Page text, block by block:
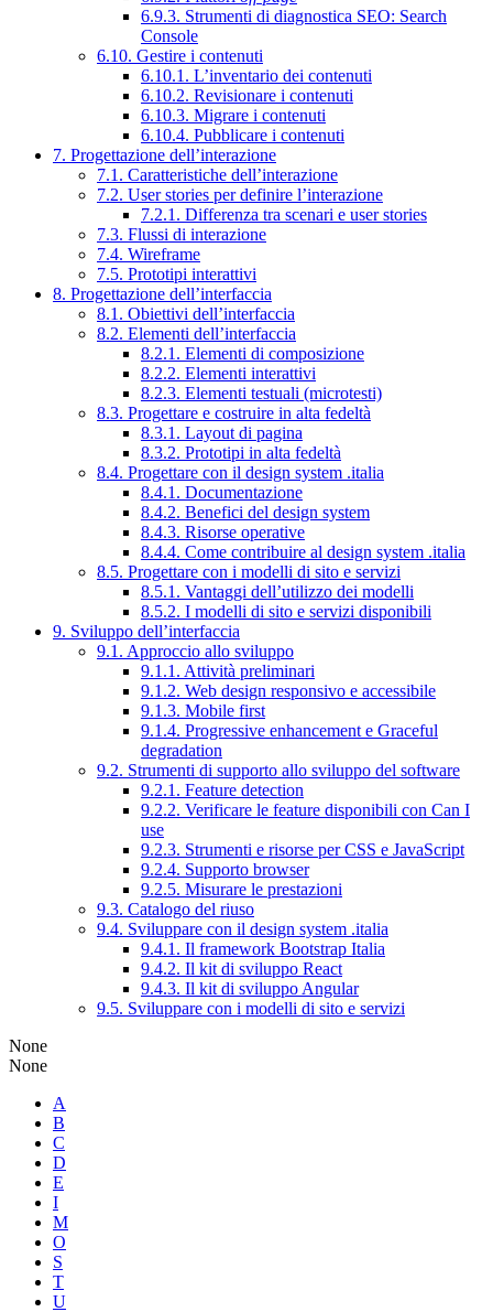
6.9.3. Strumenti di diagnostica SEO: Search
Console
6.10. Gestire i contenuti
6.10.1. L’inventario dei contenuti
6.10.2. Revisionare i contenuti
6.10.3. Migrare i contenuti
6.10.4. Pubblicare i contenuti
7. Progettazione dell’interazione
7.1. Caratteristiche dell’interazione
7.2. User stories per definire l’interazione
7.2.1. Differenza tra scenari e user stories
7.3. Flussi di interazione
7.4. Wireframe
7.5. Prototipi interattivi
8. Progettazione dell’interfaccia
8.1. Obiettivi dell’interfaccia
8.2. Elementi dell’interfaccia
8.2.1. Elementi di composizione
8.2.2. Elementi interattivi
8.2.3. Elementi testuali (microtesti)
8.3. Progettare e costruire in alta fedeltà
8.3.1. Layout di pagina
8.3.2. Prototipi in alta fedeltà
8.4. Progettare con il design system .italia
8.4.1. Documentazione
8.4.2. Benefici del design system
8.4.3. Risorse operative
8.4.4. Come contribuire al design system .italia
8.5. Progettare con i modelli di sito e servizi
8.5.1. Vantaggi dell’utilizzo dei modelli
8.5.2. I modelli di sito e servizi disponibili
9. Sviluppo dell’interfaccia
9.1. Approccio allo sviluppo
9.1.1. Attività preliminari
9.1.2. Web design responsivo e accessibile
9.1.3. Mobile first
9.1.4. Progressive enhancement e Graceful
degradation
9.2. Strumenti di supporto allo sviluppo del software
9.2.1. Feature detection
9.2.2. Verificare le feature disponibili con Can I
use
9.2.3. Strumenti e risorse per CSS e JavaScript
9.2.4. Supporto browser
9.2.5. Misurare le prestazioni
9.3. Catalogo del riuso
9.4. Sviluppare con il design system .italia
9.4.1. Il framework Bootstrap Italia
9.4.2. Il kit di sviluppo React
9.4.3. Il kit di sviluppo Angular
9.5. Sviluppare con i modelli di sito e servizi
None
None
A
B
C
D
E
I
M
O
S
T
U